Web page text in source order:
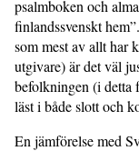
psalmboken och
finlandssvenskt
som mest av allt har
utgivare) är det väl
befolkningen (i detta
läst i både slott och
En jämförelse med